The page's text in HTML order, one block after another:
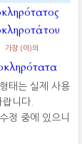
가장 (이)의
태는 실제 사용
니다.
정 중에 있으니